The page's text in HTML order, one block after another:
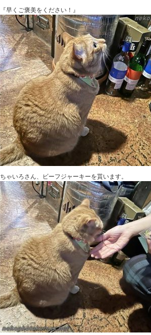
『早くご褒美をください！』
ちゃいろさん、ビーフジャーキーを貰います。